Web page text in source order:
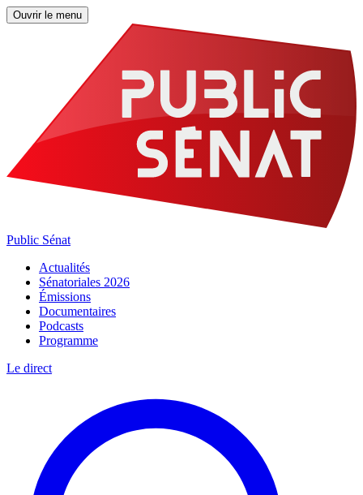
Ouvrir le menu
Public Sénat
Actualités
Sénatoriales 2026
Émissions
Documentaires
Podcasts
Programme
Le direct